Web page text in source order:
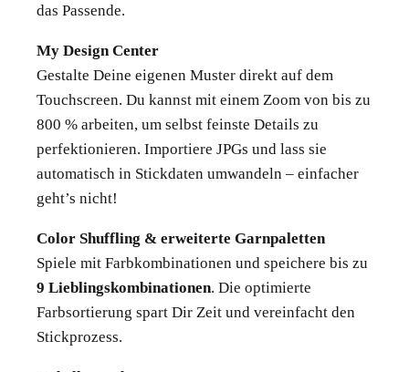
das Passende.
My Design Center
Gestalte Deine eigenen Muster direkt auf dem
Touchscreen. Du kannst mit einem Zoom von bis zu
800 % arbeiten, um selbst feinste Details zu
perfektionieren. Importiere JPGs und lass sie
automatisch in Stickdaten umwandeln – einfacher
geht’s nicht!
Color Shuffling & erweiterte Garnpaletten
Spiele mit Farbkombinationen und speichere bis zu
9 Lieblingskombinationen. Die optimierte
Farbsortierung spart Dir Zeit und vereinfacht den
Stickprozess.